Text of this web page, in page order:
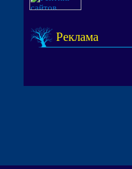
Реклама